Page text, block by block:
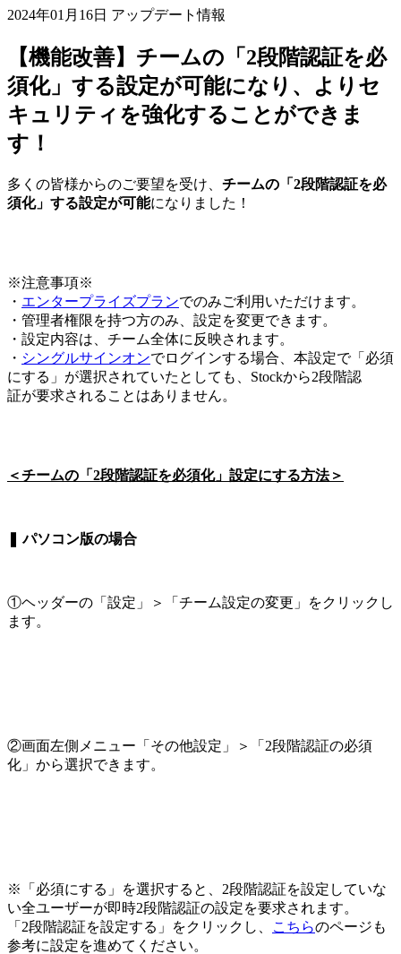
2024年01月16日 アップデート情報
【機能改善】チームの「2段階認証を必
須化」する設定が可能になり、よりセ
キュリティを強化することができま
す！
多くの皆様からのご要望を受け、 チームの「2段階認証を必
須化」する設定が可能になりました！
※注意事項※
・ エンタープライズプランでのみご利用いただけます。
・管理者権限を持つ方のみ、設定を変更できます。
・設定内容は、チーム全体に反映されます。
・ シングルサインオンでログインする場合、本設定で「必須
にする」が選択されていたとしても、Stockから2段階認
証が要求されることはありません。
＜チームの「2段階認証を必須化」設定にする方法＞
❚ パソコン版の場合
①ヘッダーの「設定」＞「チーム設定の変更」をクリックし
ます。
②画面左側メニュー「その他設定」＞「2段階認証の必須
化」から選択できます。
※「必須にする」を選択すると、2段階認証を設定していな
い全ユーザーが即時2段階認証の設定を要求されます。
「2段階認証を設定する」をクリックし、
こちらのページも
参考に設定を進めてください。